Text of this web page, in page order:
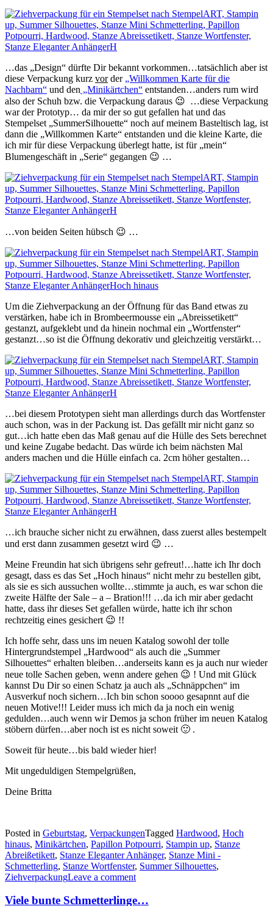
…das „Design“ dürfte Dir bekannt vorkommen…tatsächlich aber ist
diese Verpackung kurz vorder „Willkommen Karte für die
Nachbarn“ und den „Minikärtchen“ entstanden…anders rum wird
also der Schuh bzw. die Verpackung daraus 😉 …diese Verpackung
war der Prototyp… da mir der so gut gefallen hat und das
Stempelset „SummerSilhouette“ noch auf meinem Basteltisch lag, ist
dann die „Willkommen Karte“ entstanden und die kleine Karte, die
ich mir für diese Verpackung überlegt hatte, ist für „mein“
Blumengeschäft in „Serie“ gegangen 😉 …
…von beiden Seiten hübsch 😉 …
Um die Ziehverpackung an der Öffnung für das Band etwas zu
verstärken, habe ich in Brombeermousse ein „Abreissetikett“
gestanzt, aufgeklebt und da hinein nochmal ein „Wortfenster“
gestanzt…so ist die Öffnung dekorativ und gleichzeitig verstärkt…
…bei diesem Prototypen sieht man allerdings durch das Wortfenster
auch schon, was in der Packung ist. Das gefällt mir nicht ganz so
gut…ich hatte eben das Maß genau auf die Hülle des Sets berechnet
und keine Zugabe bedacht. Das würde ich beim nächsten Mal
anders machen und die Hülle einfach ca. 2cm höher gestalten…
…ich brauche sicher nicht zu erwähnen, dass zuerst alles bestempelt
und erst dann zusammen gesetzt wird 😉 …
Meine Freundin hat sich übrigens sehr gefreut!…hatte ich Ihr doch
gesagt, dass es das Set „Hoch hinaus“ nicht mehr zu bestellen gibt,
als sie es sich aussuchen wollte…stimmte ja auch, es war schon die
zweite Hälfte der Sale – a – Bration!!! …da ich mir aber gedacht
hatte, dass ihr dieses Set gefallen würde, hatte ich ihr schon
rechtzeitig eines gesichert 😉 !!
Ich hoffe sehr, dass uns im neuen Katalog sowohl der tolle
Hintergrundstempel „Hardwood“ als auch die „Summer
Silhouettes“ erhalten bleiben…anderseits kann es ja auch nur wieder
neue tolle Sachen geben, wenn andere gehen 😉 ! Und mit Glück
kannst Du Dir so einen Schatz ja auch als „Schnäppchen“ im
Ausverkuf noch sichern…Ich bin schon soooo gesapnnt auf die
neuen Motive!!! Leider muss ich mich da ja noch ein wenig
gedulden…auch wenn wir Demos ja schon früher im neuen Katalog
stöbern dürfen…aber noch ist es nicht soweit 🙂 .
Soweit für heute…bis bald wieder hier!
Mit ungeduldigen Stempelgrüßen,
Deine Britta
Posted in Geburtstag, VerpackungenTagged Hardwood, Hoch
hinaus, Minikärtchen, Papillon Potpourri, Stampin up, Stanze
Abreißetikett, Stanze Eleganter Anhänger, Stanze Mini -
Schmetterling, Stanze Wortfenster, Summer Silhouettes,
ZiehverpackungLeave a comment
Viele bunte Schmetterlinge…